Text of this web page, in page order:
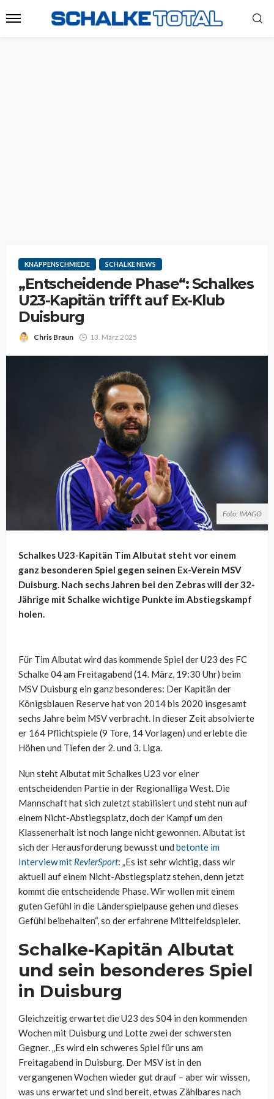
KNAPPENSCHMIEDE SCHALKE NEWS
„Entscheidende Phase“: Schalkes
U23-Kapitän trifft auf Ex-Klub
Duisburg
Chris Braun 13. März 2025
Foto: IMAGO
Schalkes U23-Kapitän Tim Albutat steht vor einem
ganz besonderen Spiel gegen seinen Ex-Verein MSV
Duisburg. Nach sechs Jahren bei den Zebras will der 32-
Jährige mit Schalke wichtige Punkte im Abstiegskampf
holen.
Für Tim Albutat wird das kommende Spiel der U23 des FC
Schalke 04 am Freitagabend (14. März, 19:30 Uhr) beim
MSV Duisburg ein ganz besonderes: Der Kapitän der
Königsblauen Reserve hat von 2014 bis 2020 insgesamt
sechs Jahre beim MSV verbracht. In dieser Zeit absolvierte
er 164 Pflichtspiele (9 Tore, 14 Vorlagen) und erlebte die
Höhen und Tiefen der 2. und 3. Liga.
Nun steht Albutat mit Schalkes U23 vor einer
entscheidenden Partie in der Regionalliga West. Die
Mannschaft hat sich zuletzt stabilisiert und steht nun auf
einem Nicht-Abstiegsplatz, doch der Kampf um den
Klassenerhalt ist noch lange nicht gewonnen. Albutat ist
sich der Herausforderung bewusst und betonte im
Interview mit RevierSport: „Es ist sehr wichtig, dass wir
aktuell auf einem Nicht-Abstiegsplatz stehen, denn jetzt
kommt die entscheidende Phase. Wir wollen mit einem
guten Gefühl in die Länderspielpause gehen und dieses
Gefühl beibehalten“, so der erfahrene Mittelfeldspieler.
Schalke-Kapitän Albutat
und sein besonderes Spiel
in Duisburg
Gleichzeitig erwartet die U23 des S04 in den kommenden
Wochen mit Duisburg und Lotte zwei der schwersten
Gegner. „Es wird ein schweres Spiel für uns am
Freitagabend in Duisburg. Der MSV ist in den
vergangenen Wochen wieder gut drauf – aber wir wissen,
was uns erwartet und sind bereit, etwas Zählbares nach